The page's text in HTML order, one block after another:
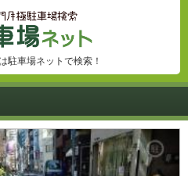
駐車場ネットで検索！